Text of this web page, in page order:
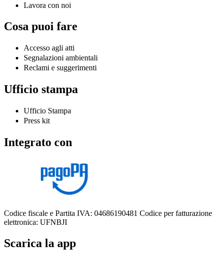
Lavora con noi
Cosa puoi fare
Accesso agli atti
Segnalazioni ambientali
Reclami e suggerimenti
Ufficio stampa
Ufficio Stampa
Press kit
Integrato con
Codice fiscale e Partita IVA: 04686190481 Codice per fatturazione
elettronica: UFNBJI
Scarica la app